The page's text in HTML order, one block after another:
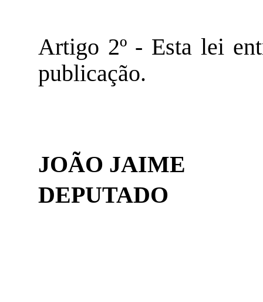
Artigo 2º - Esta lei
publicação.
JOÃO JAIME
DEPUTADO